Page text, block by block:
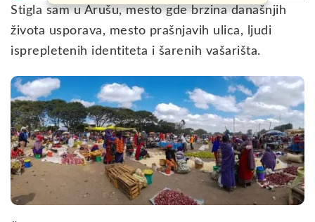
Stigla sam u Arušu, mesto gde brzina današnjih
života usporava, mesto prašnjavih ulica, ljudi
isprepletenih identiteta i šarenih vašarišta.